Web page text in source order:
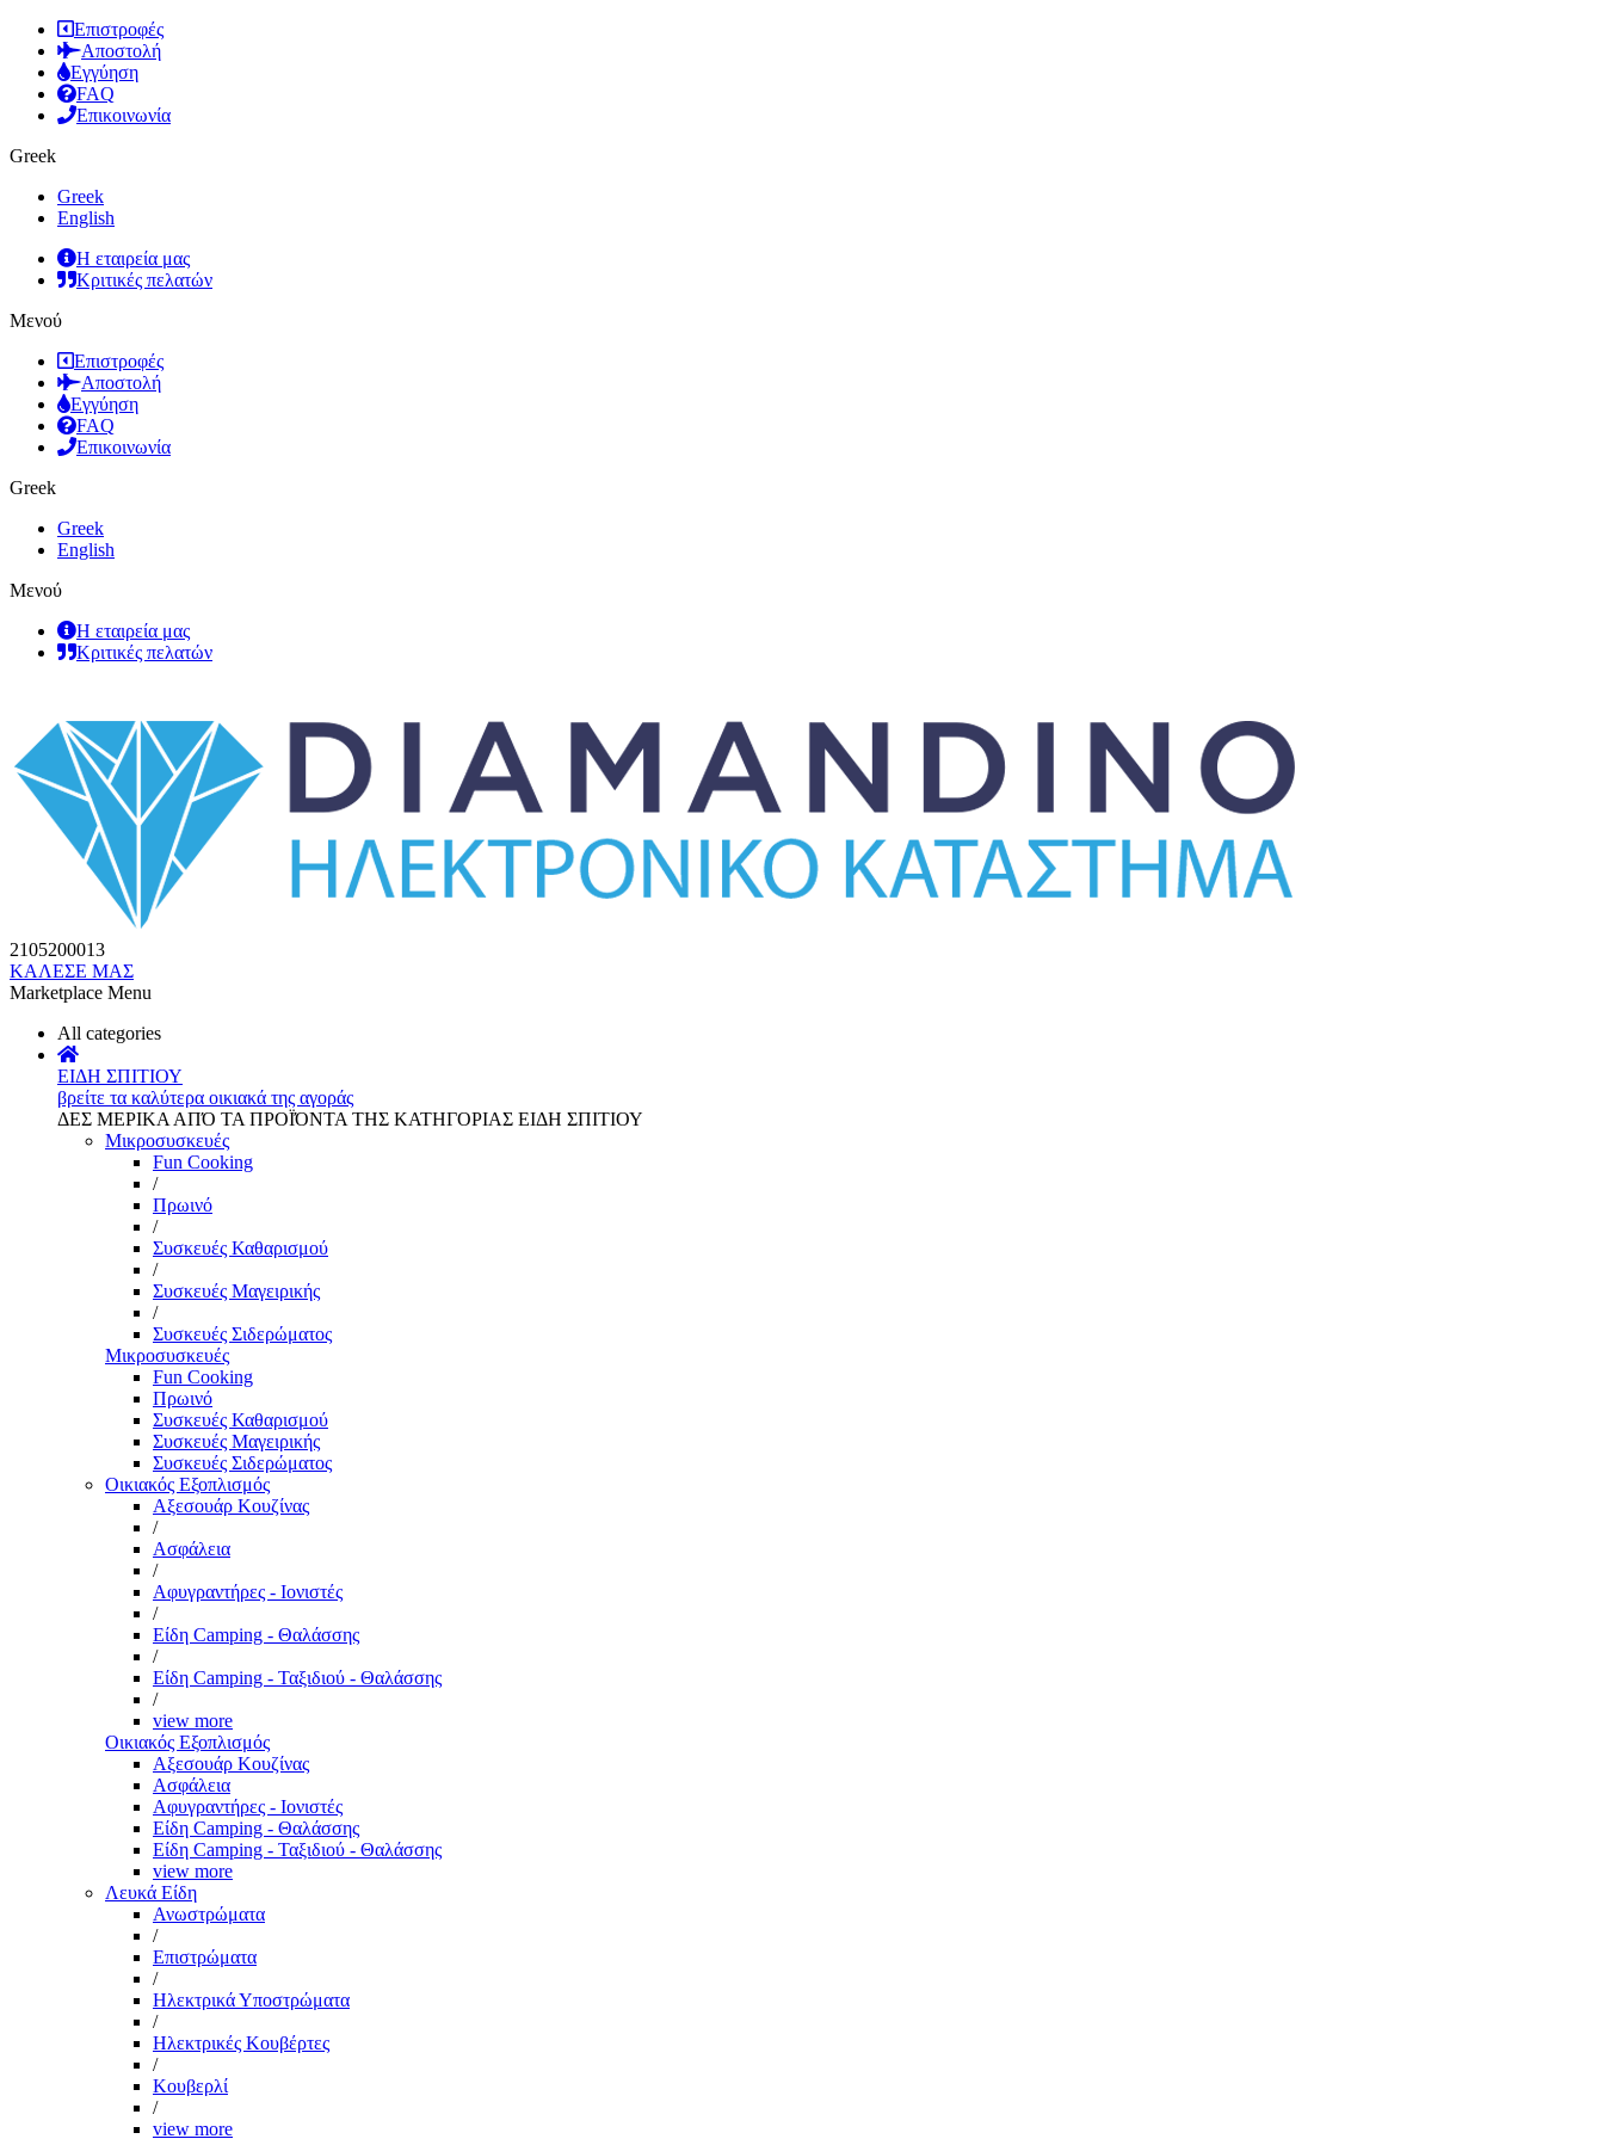
Επιστροφές
Αποστολή
Εγγύηση
FAQ
Επικοινωνία
Greek
Greek
English
Η εταιρεία μας
Κριτικές πελατών
Μενού
Επιστροφές
Αποστολή
Εγγύηση
FAQ
Επικοινωνία
Greek
Greek
English
Μενού
Η εταιρεία μας
Κριτικές πελατών
2105200013
ΚΑΛΕΣΕ ΜΑΣ
Marketplace Menu
All categories
ΕΙΔΗ ΣΠΙΤΙΟΥ
βρείτε τα καλύτερα οικιακά της αγοράς
ΔΕΣ ΜΕΡΙΚΑ ΑΠΌ ΤΑ ΠΡΟΪΌΝΤΑ ΤΗΣ ΚΑΤΗΓΟΡΙΑΣ ΕΙΔΗ ΣΠΙΤΙΟΥ
Μικροσυσκευές
Fun Cooking
/
Πρωινό
/
Συσκευές Καθαρισμού
/
Συσκευές Μαγειρικής
/
Συσκευές Σιδερώματος
Μικροσυσκευές
Fun Cooking
Πρωινό
Συσκευές Καθαρισμού
Συσκευές Μαγειρικής
Συσκευές Σιδερώματος
Οικιακός Εξοπλισμός
Αξεσουάρ Κουζίνας
/
Ασφάλεια
/
Αφυγραντήρες - Ιονιστές
/
Είδη Camping - Θαλάσσης
/
Είδη Camping - Ταξιδιού - Θαλάσσης
/
view more
Οικιακός Εξοπλισμός
Αξεσουάρ Κουζίνας
Ασφάλεια
Αφυγραντήρες - Ιονιστές
Είδη Camping - Θαλάσσης
Είδη Camping - Ταξιδιού - Θαλάσσης
view more
Λευκά Είδη
Ανωστρώματα
/
Επιστρώματα
/
Ηλεκτρικά Υποστρώματα
/
Ηλεκτρικές Κουβέρτες
/
Κουβερλί
/
view more